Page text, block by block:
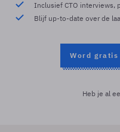
Inclusief CTO interviews,
Blijf up-to-date over de
Word
Heb je al